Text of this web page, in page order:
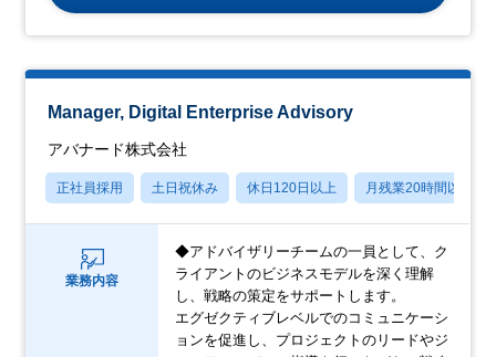
Manager, Digital Enterprise Advisory
アバナード株式会社
正社員採用 土日祝休み 休日120日以上 月残業20時間以内
業務内容
◆アドバイザリーチームの一員として、ク
ライアントのビジネスモデルを深く理解
し、戦略の策定をサポートします。
エグゼクティブレベルでのコミュニケーシ
ョンを促進し、プロジェクトのリードやジ